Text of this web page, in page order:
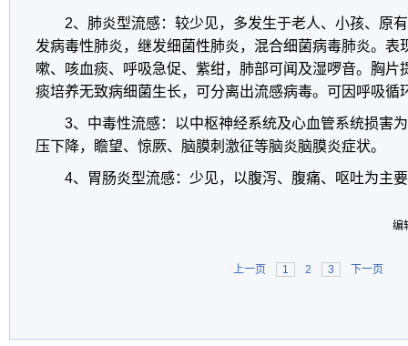
2、肺炎型流感：较少见，多发生于老人、小孩、原
发病毒性肺炎，继发细菌性肺炎，混合细菌病毒肺炎。表
嗽、咳血痰、呼吸急促、紫绀，肺部可闻及湿啰音。胸片
痰培养无致病细菌生长，可分离出流感病毒。可因呼吸循
3、中毒性流感：以中枢神经系统及心血管系统损害
压下降，瞻望、惊厥、脑膜刺激征等脑炎脑膜炎症状。
4、胃肠炎型流感：少见，以腹泻、腹痛、呕吐为主
编
上一页 1 2 3 下一页